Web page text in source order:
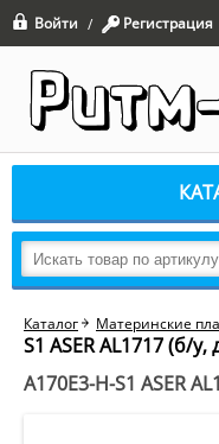
Войти / Регистрация
Каталог Материнские
S1 ASER AL1717 (б/
A170E3-H-S1 ASER